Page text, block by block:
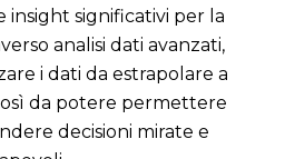
insight significativi per la
analisi dati avanzati,
i dati da estrapolare a
da potere permettere
decisioni mirate e